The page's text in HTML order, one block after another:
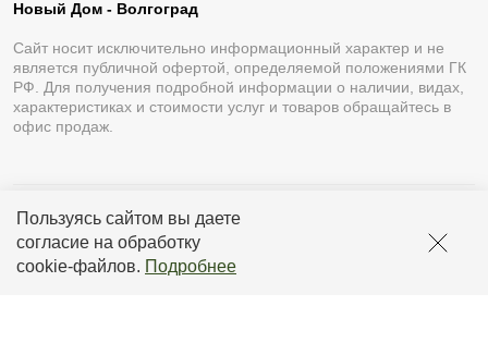
Пользуясь сайтом вы даете
согласие на обработку
cookie-файлов. Подробнее
Новый Дом - Волгоград
Сайт носит исключительно информационный характер и не
является публичной офертой, определяемой положениями ГК
РФ. Для получения подробной информации о наличии, видах,
характеристиках и стоимости услуг и товаров обращайтесь в
офис продаж.
Разработка сайтаLukevium
Политика конфиденциальности